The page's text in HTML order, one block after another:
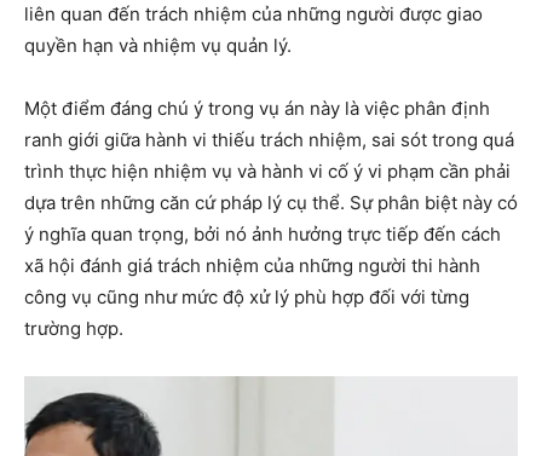
liên quan đến trách nhiệm của những người được giao
quyền hạn và nhiệm vụ quản lý.
Một điểm đáng chú ý trong vụ án này là việc phân định
ranh giới giữa hành vi thiếu trách nhiệm, sai sót trong quá
trình thực hiện nhiệm vụ và hành vi cố ý vi phạm cần phải
dựa trên những căn cứ pháp lý cụ thể. Sự phân biệt này có
ý nghĩa quan trọng, bởi nó ảnh hưởng trực tiếp đến cách
xã hội đánh giá trách nhiệm của những người thi hành
công vụ cũng như mức độ xử lý phù hợp đối với từng
trường hợp.